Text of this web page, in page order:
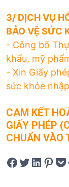
3/ DỊCH VỤ
BẢO VỆ SỨC
- Công bố
khẩu, mỹ
- Xin Giấy
sức khỏe
CAM KẾT
GIẤY PHÉP
CHUẨN VÀO
Share on Facebook Tweet on Twitter Share on LinkedIn Pin on Pinterest Save to pocket